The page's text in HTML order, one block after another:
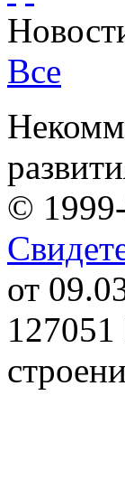
Все
©
от